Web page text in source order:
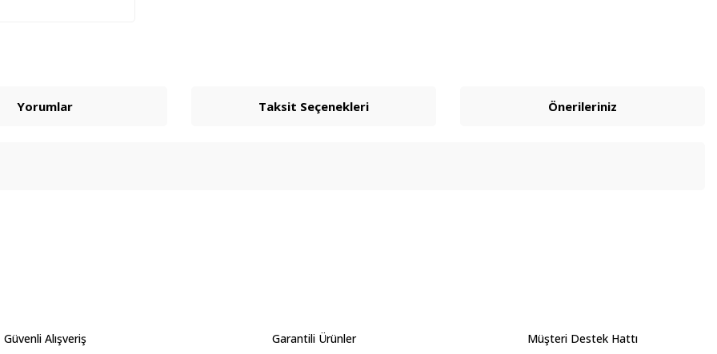
Yorumlar Taksit Seçenekleri Önerileriniz
Güvenli Alışveriş Garantili Ürünler Müşteri Destek Hattı